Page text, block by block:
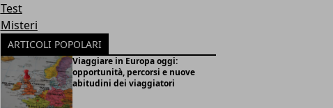
Test
Misteri
ARTICOLI POPOLARI
Viaggiare in Europa oggi:
opportunità, percorsi e nuove
abitudini dei viaggiatori